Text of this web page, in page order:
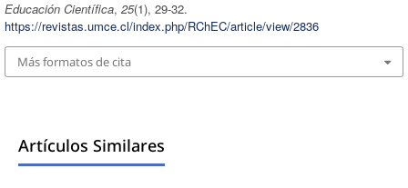
Educación Científica, 25(1), 29-32.
https://revistas.umce.cl/index.php/RChEC/article/view/2836
Más formatos de cita
Artículos Similares